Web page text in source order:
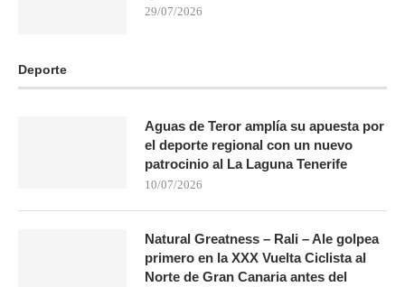
29/07/2026
Deporte
Aguas de Teror amplía su apuesta por
el deporte regional con un nuevo
patrocinio al La Laguna Tenerife
10/07/2026
Natural Greatness – Rali – Ale golpea
primero en la XXX Vuelta Ciclista al
Norte de Gran Canaria antes del